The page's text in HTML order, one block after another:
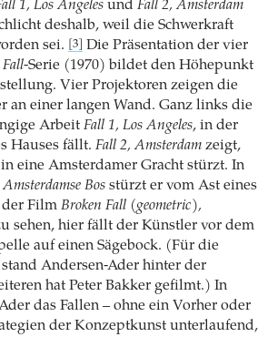
1, Los Angeles und Fall 2, Amsterdam
deshalb, weil die Schwerkraft
sei.
[3]
Die Präsentation der vier
Fall-Serie (1970) bildet den Höhepunkt
Vier Projektoren zeigen die
an einer langen Wand. Ganz links die
Arbeit Fall 1, Los Angeles, in der
Hauses fällt. Fall 2, Amsterdam zeigt,
eine Amsterdamer Gracht stürzt. In
Bos stürzt er vom Ast eines
der Film Broken Fall (geometric),
sehen, hier fällt der Künstler vor dem
auf einen Sägebock. (Für die
Andersen-Ader hinter der
hat Peter Bakker gefilmt.) In
das Fallen – ohne ein Vorher oder
der Konzeptkunst unterlaufend,